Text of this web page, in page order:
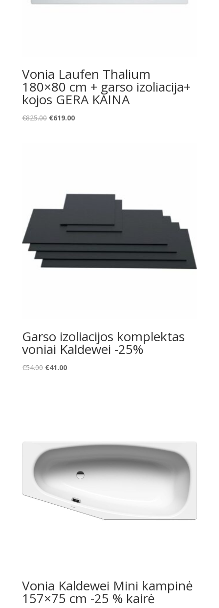
Vonia Laufen Thalium
180×80 cm + garso izoliacija+
kojos GERA KAINA
€825.00 Original
€619.00Current
Garso izoliacijos komplektas
voniai Kaldewei -25%
€54.00 Original
€41.00Current
Vonia Kaldewei Mini kampinė
157×75 cm -25 % kairė